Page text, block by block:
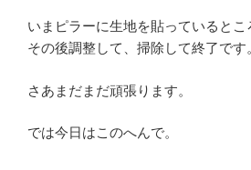
いまピラーに生地を貼っているとこ
その後調整して、掃除して終了です
さあまだまだ頑張ります。
では今日はこのへんで。